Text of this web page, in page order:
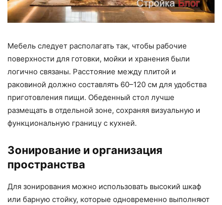
Мебель следует располагать так, чтобы рабочие
поверхности для готовки, мойки и хранения были
логично связаны. Расстояние между плитой и
раковиной должно составлять 60–120 см для удобства
приготовления пищи. Обеденный стол лучше
размещать в отдельной зоне, сохраняя визуальную и
функциональную границу с кухней.
Зонирование и организация
пространства
Для зонирования можно использовать высокий шкаф
или барную стойку, которые одновременно выполняют